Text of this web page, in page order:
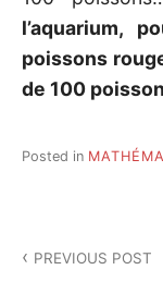
l’aquarium,
poissons
de 100
Posted in
PREVIOUS POST